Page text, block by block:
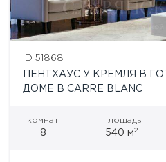
ID 51868
ПЕНТХАУС У КРЕМЛЯ В
ДОМЕ В CARRE BLANC
комнат
8
площадь
540 м2